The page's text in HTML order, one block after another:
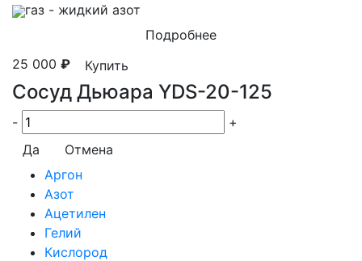
газ - жидкий азот
Подробнее
25 000 ₽ Купить
Сосуд Дьюара YDS-20-125
-
+
Да
Отмена
Аргон
Азот
Ацетилен
Гелий
Кислород